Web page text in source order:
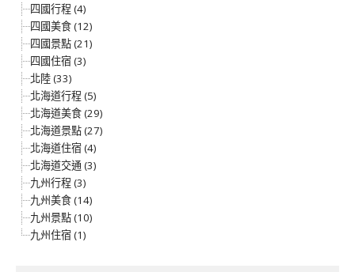
四國行程 (4)
四國美食 (12)
四國景點 (21)
四國住宿 (3)
北陸 (33)
北海道行程 (5)
北海道美食 (29)
北海道景點 (27)
北海道住宿 (4)
北海道交通 (3)
九州行程 (3)
九州美食 (14)
九州景點 (10)
九州住宿 (1)